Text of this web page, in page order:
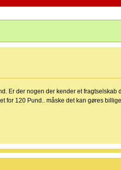
Er der nogen der kender et fragtselskab
for 120 Pund.. måske det kan gøres